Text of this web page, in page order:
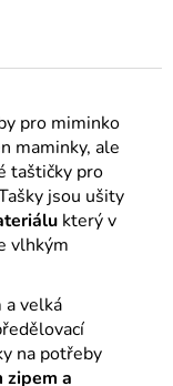
pro miminko
maminky, ale
taštičky pro
jsou ušity
který v
vlhkým
a velká
na potřeby
zipem a